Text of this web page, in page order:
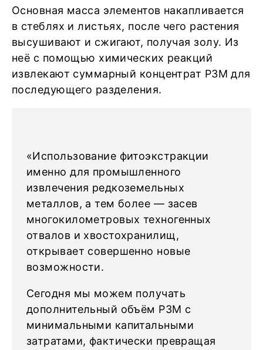
Основная масса элементов накапливается
в стеблях и листьях, после чего растения
высушивают и сжигают, получая золу. Из
неё с помощью химических реакций
извлекают суммарный концентрат РЗМ для
последующего разделения.
«Использование фитоэкстракции
именно для промышленного
извлечения редкоземельных
металлов, а тем более — засев
многокилометровых техногенных
отвалов и хвостохранилищ,
открывает совершенно новые
возможности.
Сегодня мы можем получать
дополнительный объём РЗМ с
минимальными капитальными
затратами, фактически превращая